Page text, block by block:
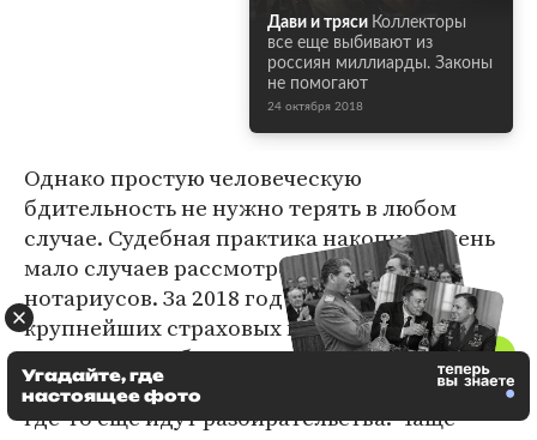
Дави и тряси Коллекторы
все еще выбивают из
россиян миллиарды. Законы
не помогают
24 октября 2018
Однако простую человеческую
бдительность не нужно терять в любом
случае. Судебная практика накопила очень
мало случаев рассмотрения жалоб на
нотариусов. За 2018 год в одну из
крупнейших страховых компаний
поступилоне более 40 заявлений. По
некоторым компенсации уже выплачены,
где-то еще идут разбирательства. Чаще
Угадайте, где
настоящее фото